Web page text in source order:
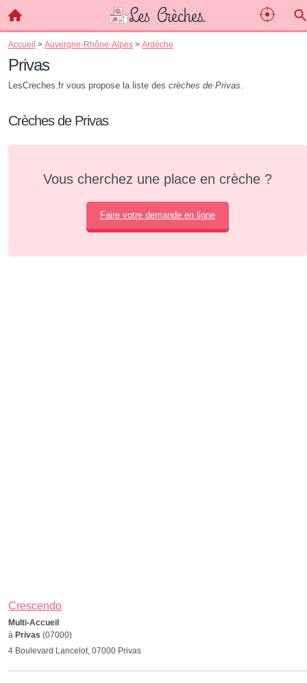
Accueil > Auvergne-Rhône-Alpes > Ardèche
Privas
LesCreches.fr vous propose la liste des crèches de Privas.
Crèches de Privas
Vous cherchez une place en crèche ?
Faire votre demande en ligne
Crescendo
Multi-Accueil
à Privas (07000)
4 Boulevard Lancelot, 07000 Privas